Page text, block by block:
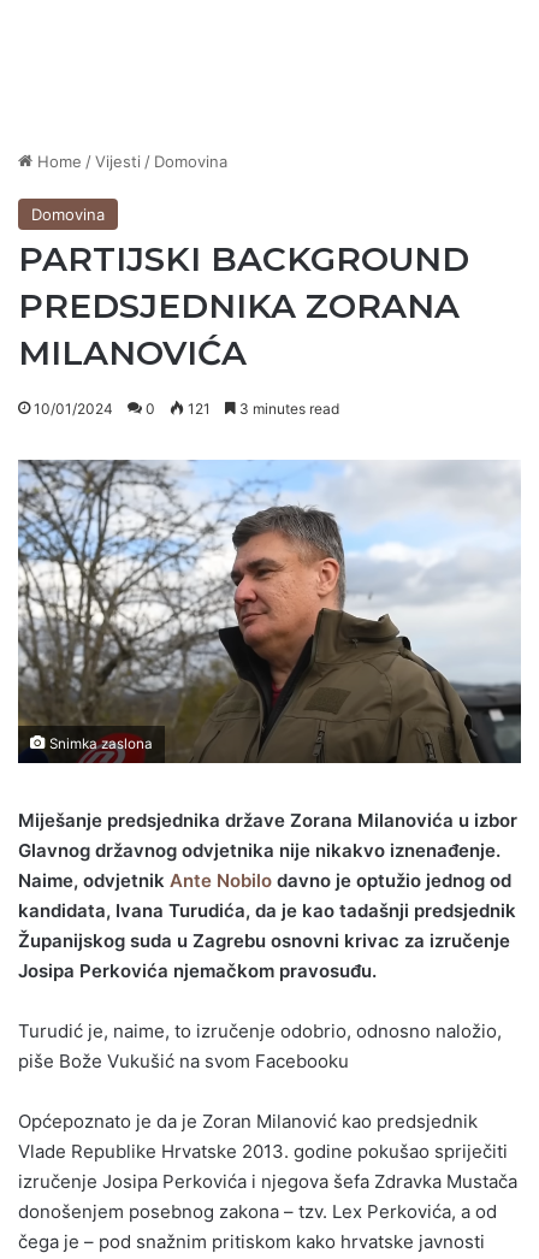
Home /Vijesti / Domovina
Domovina
PARTIJSKI BACKGROUND
PREDSJEDNIKA ZORANA
MILANOVIĆA
10/01/2024 0 121 3 minutes read
Snimka zaslona
Miješanje predsjednika države Zorana Milanovića u izbor
Glavnog državnog odvjetnika nije nikakvo iznenađenje.
Naime, odvjetnik Ante Nobilo davno je optužio jednog od
kandidata, Ivana Turudića, da je kao tadašnji predsjednik
Županijskog suda u Zagrebu osnovni krivac za izručenje
Josipa Perkovića njemačkom pravosuđu.
Turudić je, naime, to izručenje odobrio, odnosno naložio,
piše Bože Vukušić na svom Facebooku
Općepoznato je da je Zoran Milanović kao predsjednik
Vlade Republike Hrvatske 2013. godine pokušao spriječiti
izručenje Josipa Perkovića i njegova šefa Zdravka Mustača
donošenjem posebnog zakona – tzv. Lex Perkovića, a od
čega je – pod snažnim pritiskom kako hrvatske javnosti